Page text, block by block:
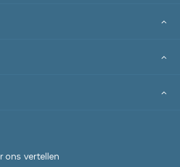
ons vertellen